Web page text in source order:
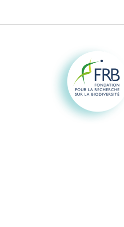
Fondation pour la
recherche sur la
biodiversité